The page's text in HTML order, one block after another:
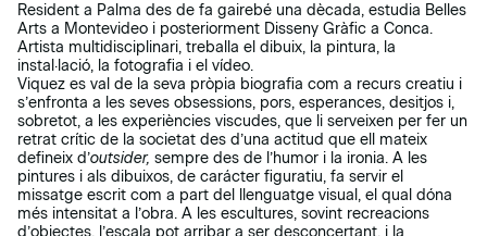
Resident a Palma des de fa gairebé una dècada, estudia Belles
Arts a Montevideo i posteriorment Disseny Gràfic a Conca.
Artista multidisciplinari, treballa el dibuix, la pintura, la
instal·lació, la fotografia i el vídeo.
Viquez es val de la seva pròpia biografia com a recurs creatiu i
s’enfronta a les seves obsessions, pors, esperances, desitjos i,
sobretot, a les experiències viscudes, que li serveixen per fer un
retrat crític de la societat des d’una actitud que ell mateix
defineix d’outsider, sempre des de l’humor i la ironia. A les
pintures i als dibuixos, de carácter figuratiu, fa servir el
missatge escrit com a part del llenguatge visual, el qual dóna
més intensitat a l’obra. A les escultures, sovint recreacions
d’objectes, l’escala pot arribar a ser desconcertant, i la